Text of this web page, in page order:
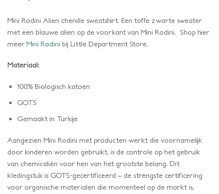
Mini Rodini Alien chenille sweatshirt. Een toffe zwarte sweater
met een blauwe alien op de voorkant van Mini Rodini. Shop hier
meer Mini Rodini bij Little Department Store.
Materiaal:
100% Biologisch katoen
GOTS
Gemaakt in Turkije
Aangezien Mini Rodini met producten werkt die voornamelijk
door kinderen worden gebruikt, is de controle op het gebruik
van chemicaliën voor hen van het grootste belang. Dit
kledingstuk is GOTS-gecertificeerd – de strengste certificering
voor organische materialen die momenteel op de markt is,